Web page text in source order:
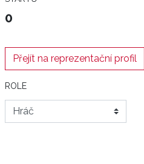
0
Přejít na reprezentační profil
ROLE